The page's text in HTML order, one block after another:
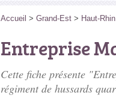
Accueil > Grand-Est > Haut-Rhin
Entreprise
Cette fiche présente
régiment de hussards